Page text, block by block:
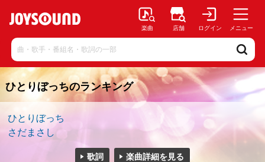
楽曲 店舗 ログイン メニュー
ひとりぼっちのランキング
ひとりぼっち
さだまさし
歌詞 楽曲詳細を見る